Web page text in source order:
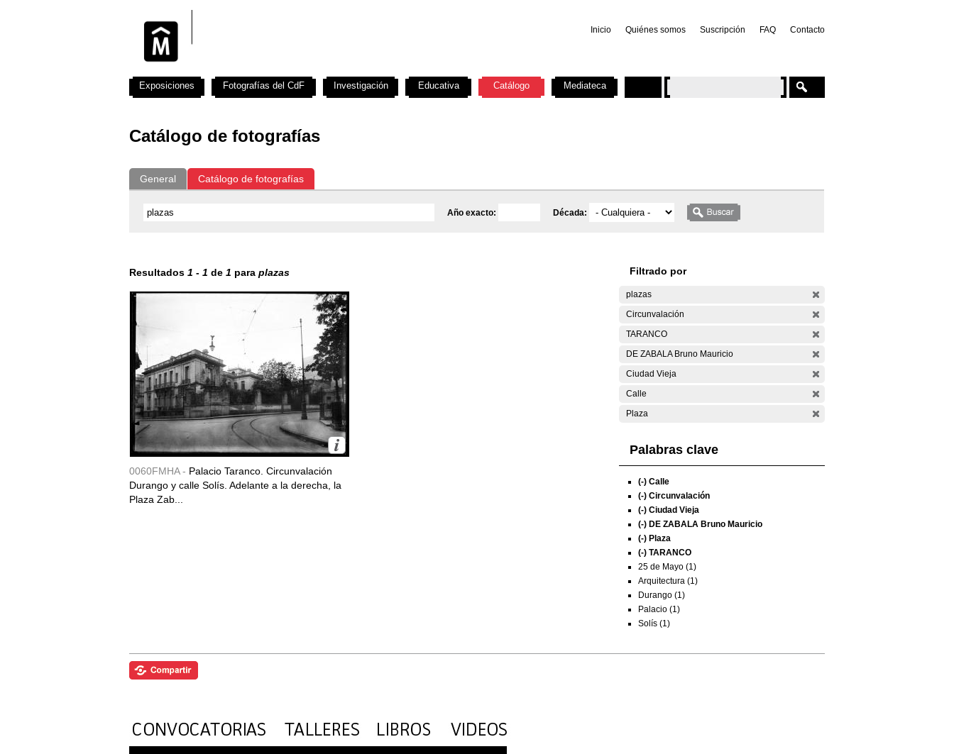
Inicio Quiénes somos Suscripción FAQ Contacto
Catálogo de fotografías
General Catálogo de fotografías
Año exacto: Década:
Resultados 1 - 1 de 1 para plazas
0060FMHA - Palacio Taranco. Circunvalación
Durango y calle Solís. Adelante a la derecha, la
Plaza Zab...
Filtrado por
plazas
Circunvalación
TARANCO
DE ZABALA Bruno Mauricio
Ciudad Vieja
Calle
Plaza
Palabras clave
(-) Calle
(-) Circunvalación
(-) Ciudad Vieja
(-) DE ZABALA Bruno Mauricio
(-) Plaza
(-) TARANCO
25 de Mayo (1)
Arquitectura (1)
Durango (1)
Palacio (1)
Solís (1)
Exposiciones Fotografías del CdF Investigación Educativa Catálogo Mediateca